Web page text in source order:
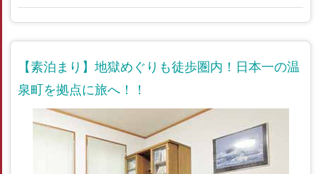
【素泊まり】地獄めぐりも徒歩圏内！日本一の温
泉町を拠点に旅へ！！